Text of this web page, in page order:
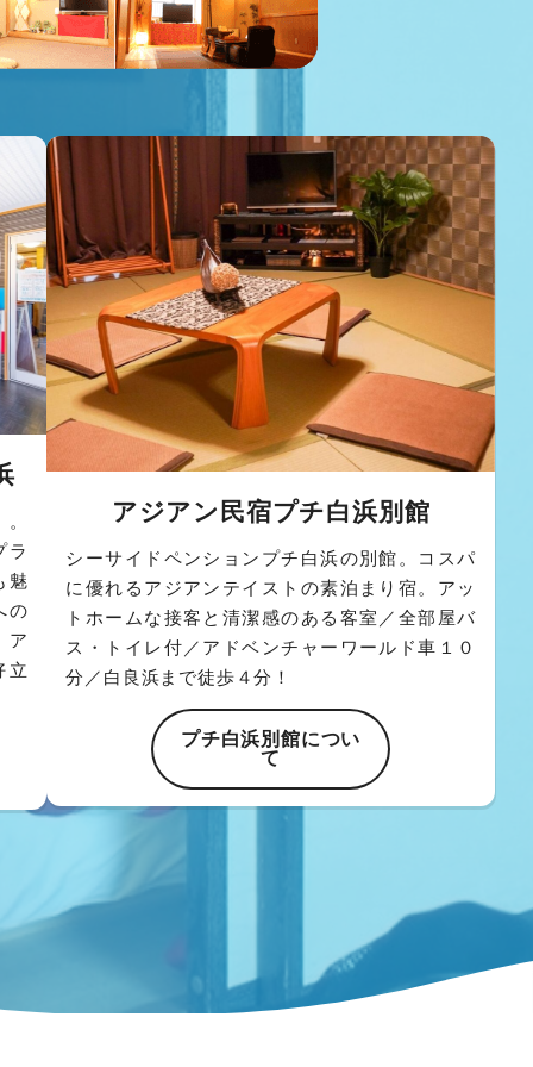
ラ
魅
の
ア
立
アジアン民宿プチ白浜別館
シーサイドペンションプチ白浜の別館。コスパ
に優れるアジアンテイストの素泊まり宿。アッ
トホームな接客と清潔感のある客室／全部屋バ
ス・トイレ付／アドベンチャーワールド車１０
分／白良浜まで徒歩４分！
プチ白浜別館につい
て